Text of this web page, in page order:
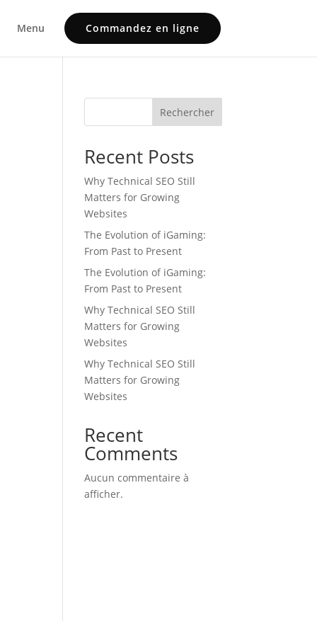
Menu Commandez en ligne
Rechercher
Recent Posts
Why Technical SEO Still
Matters for Growing
Websites
The Evolution of iGaming:
From Past to Present
The Evolution of iGaming:
From Past to Present
Why Technical SEO Still
Matters for Growing
Websites
Why Technical SEO Still
Matters for Growing
Websites
Recent
Comments
Aucun commentaire à
afficher.